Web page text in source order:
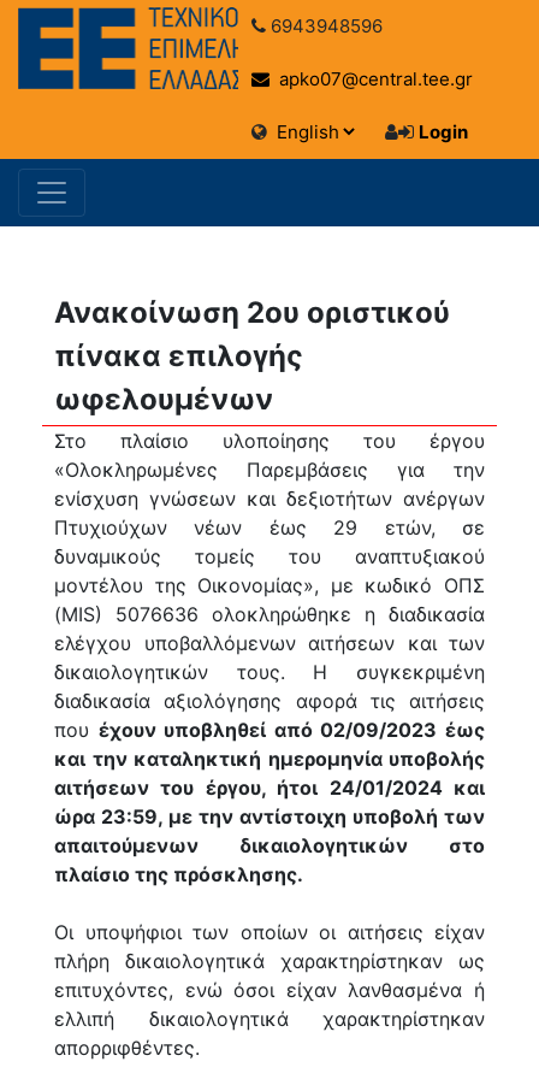
6943948596
apko07@central.tee.gr
Login
Ανακοίνωση 2ου οριστικού
πίνακα επιλογής
ωφελουμένων
Στο πλαίσιο υλοποίησης του έργου
«Ολοκληρωμένες Παρεμβάσεις για την
ενίσχυση γνώσεων και δεξιοτήτων ανέργων
Πτυχιούχων νέων έως 29 ετών, σε
δυναμικούς τομείς του αναπτυξιακού
μοντέλου της Οικονομίας», με κωδικό ΟΠΣ
(MIS) 5076636 ολοκληρώθηκε η διαδικασία
ελέγχου υποβαλλόμενων αιτήσεων και των
δικαιολογητικών τους. Η συγκεκριμένη
διαδικασία αξιολόγησης αφορά τις αιτήσεις
που έχουν υποβληθεί από 02/09/2023 έως
και την καταληκτική ημερομηνία υποβολής
αιτήσεων του έργου, ήτοι 24/01/2024 και
ώρα 23:59, με την αντίστοιχη υποβολή των
απαιτούμενων δικαιολογητικών στο
πλαίσιο της πρόσκλησης.
Οι υποψήφιοι των οποίων οι αιτήσεις είχαν
πλήρη δικαιολογητικά χαρακτηρίστηκαν ως
επιτυχόντες, ενώ όσοι είχαν λανθασμένα ή
ελλιπή δικαιολογητικά χαρακτηρίστηκαν
απορριφθέντες.